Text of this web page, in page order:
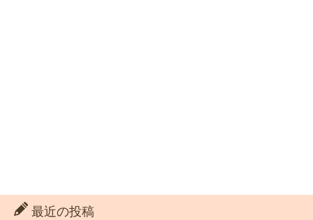
最近の投稿